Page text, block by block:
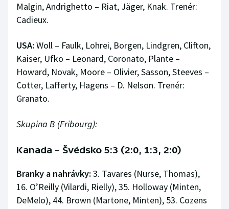
Malgin, Andrighetto – Riat, Jäger, Knak. Trenér:
Cadieux.
USA: Woll – Faulk, Lohrei, Borgen, Lindgren, Clifton,
Kaiser, Ufko – Leonard, Coronato, Plante –
Howard, Novak, Moore – Olivier, Sasson, Steeves –
Cotter, Lafferty, Hagens – D. Nelson. Trenér:
Granato.
Skupina B (Fribourg):
Kanada – Švédsko 5:3 (2:0, 1:3, 2:0)
Branky a nahrávky: 3. Tavares (Nurse, Thomas),
16. O’Reilly (Vilardi, Rielly), 35. Holloway (Minten,
DeMelo), 44. Brown (Martone, Minten), 53. Cozens